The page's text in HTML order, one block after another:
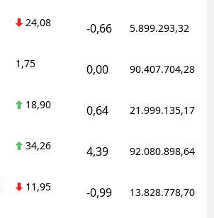
24,08 -0,66 5.899.293,32
1,75 0,00 90.407.704,28
18,90 0,64 21.999.135,17
34,26 4,39 92.080.898,64
11,95 -0,99 13.828.778,70